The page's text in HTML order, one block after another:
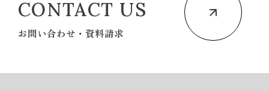
CONTACT US
お問い合わせ・資料請求